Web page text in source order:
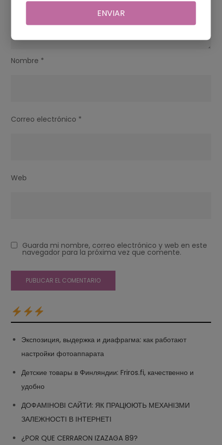
Nombre *
Correo electrónico *
Web
Guarda mi nombre, correo electrónico y web en este
navegador para la próxima vez que comente.
Экспозиция, выдержка и диафрагма: как работают
настройки фотоаппарата
Детские товары в Финляндии: Friros.fi, качественно и
удобно
ДОФАМІНОВІ САЙТИ: ЯК ПРАЦЮЮТЬ МЕХАНІЗМИ
ЗАЛЕЖНОСТІ В ІНТЕРНЕТІ
¿POR QUE CERRARON IZAZAGA 89?
ENVIAR